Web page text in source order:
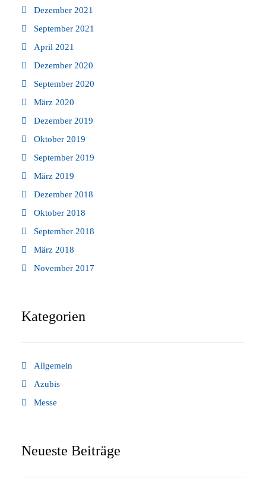
Dezember 2021
September 2021
April 2021
Dezember 2020
September 2020
März 2020
Dezember 2019
Oktober 2019
September 2019
März 2019
Dezember 2018
Oktober 2018
September 2018
März 2018
November 2017
Kategorien
Allgemein
Azubis
Messe
Neueste Beiträge